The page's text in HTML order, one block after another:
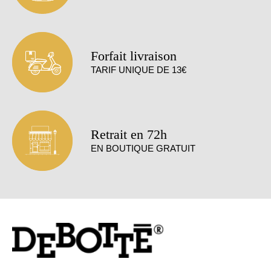
Forfait livraison
TARIF UNIQUE DE 13€
Retrait en 72h
EN BOUTIQUE GRATUIT